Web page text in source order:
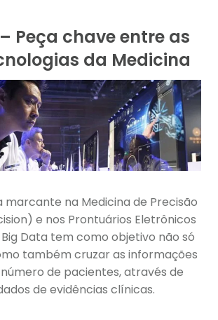
Peça chave entre as
da Medicina
marcante na Medicina de Precisão
e nos Prontuários Eletrônicos
Data tem como objetivo não só
também cruzar as informações
de pacientes, através de
de evidências clínicas.